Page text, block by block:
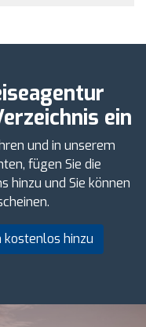
ein
und in unserem
fügen Sie die
hinzu und Sie können
kostenlos hinzu